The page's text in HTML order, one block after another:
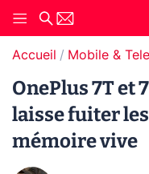
Accueil Mobile &
OnePlus 7T et
laisse fuiter
mémoire vive